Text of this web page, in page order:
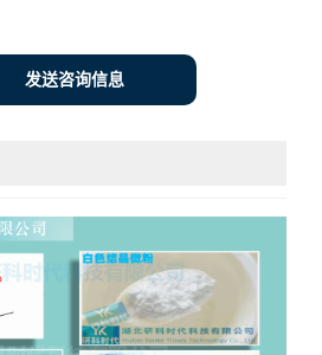
发送咨询信息